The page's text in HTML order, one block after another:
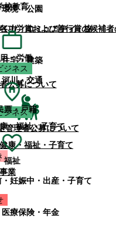
境・公園
り・コミュニティ・協
宅・建築
川・交通
・福祉・子育て
健康・福祉・子育て
妊娠中・出産・子育て
医療保険・年金
功労賞および善行賞の候補
ジネス
公募について
ジネス
管理者公募について
業
校教育
・労働
票・戸籍
福祉